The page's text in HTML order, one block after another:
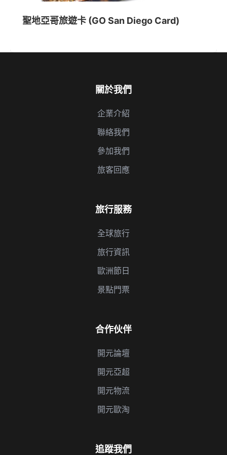
聖地亞哥旅遊卡 (GO San Diego Card)
關於我們
企業介紹
聯絡我們
參加我們
旅客回應
旅行服務
全球旅行
旅行資訊
歐洲節日
景點門票
合作伙伴
開元論壇
開元亞超
開元物流
開元歐淘
追蹤我們